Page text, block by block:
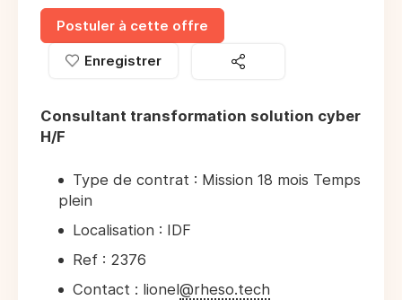
Postuler à cette offre
Enregistrer
Consultant transformation solution cyber
H/F
Type de contrat : Mission 18 mois Temps
plein
Localisation : IDF
Ref : 2376
Contact : lionel@rheso.tech